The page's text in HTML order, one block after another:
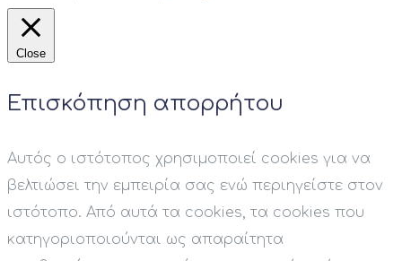
Close
Επισκόπηση απορρήτου
Αυτός ο ιστότοπος χρησιμοποιεί cookies για να
βελτιώσει την εμπειρία σας ενώ περιηγείστε στον
ιστότοπο. Από αυτά τα cookies, τα cookies που
κατηγοριοποιούνται ως απαραίτητα